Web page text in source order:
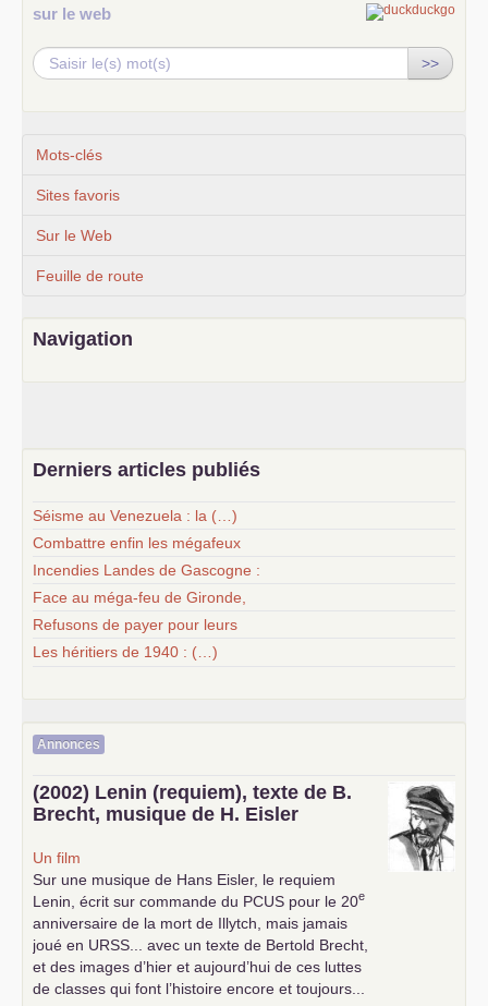
sur le web
>>
Mots-clés
Sites favoris
Sur le Web
Feuille de route
Navigation
Derniers articles publiés
Séisme au Venezuela : la (…)
Combattre enfin les mégafeux
Incendies Landes de Gascogne :
Face au méga-feu de Gironde,
Refusons de payer pour leurs
Les héritiers de 1940 : (…)
Annonces
(2002) Lenin (requiem), texte de B.
Brecht, musique de H. Eisler
Un film
Sur une musique de Hans Eisler, le requiem
Lenin, écrit sur commande du PCUS pour le 20e
anniversaire de la mort de Illytch, mais jamais
joué en URSS ... avec un texte de Bertold Brecht,
et des images d’hier et aujourd’hui de ces luttes
de classes qui font l’histoire encore et toujours...